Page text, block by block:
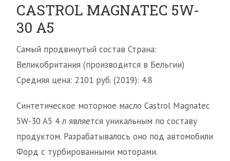
CASTROL MAGNATEC 5W-
30 A5
Самый продвинутый состав Страна:
Великобритания (производится в Бельгии)
Средняя цена: 2101 руб. (2019): 4.8
Синтетическое моторное масло Castrol Magnatec
5W-30 A5 4 л является уникальным по составу
продуктом. Разрабатывалось оно под автомобили
Форд с турбированными моторами.